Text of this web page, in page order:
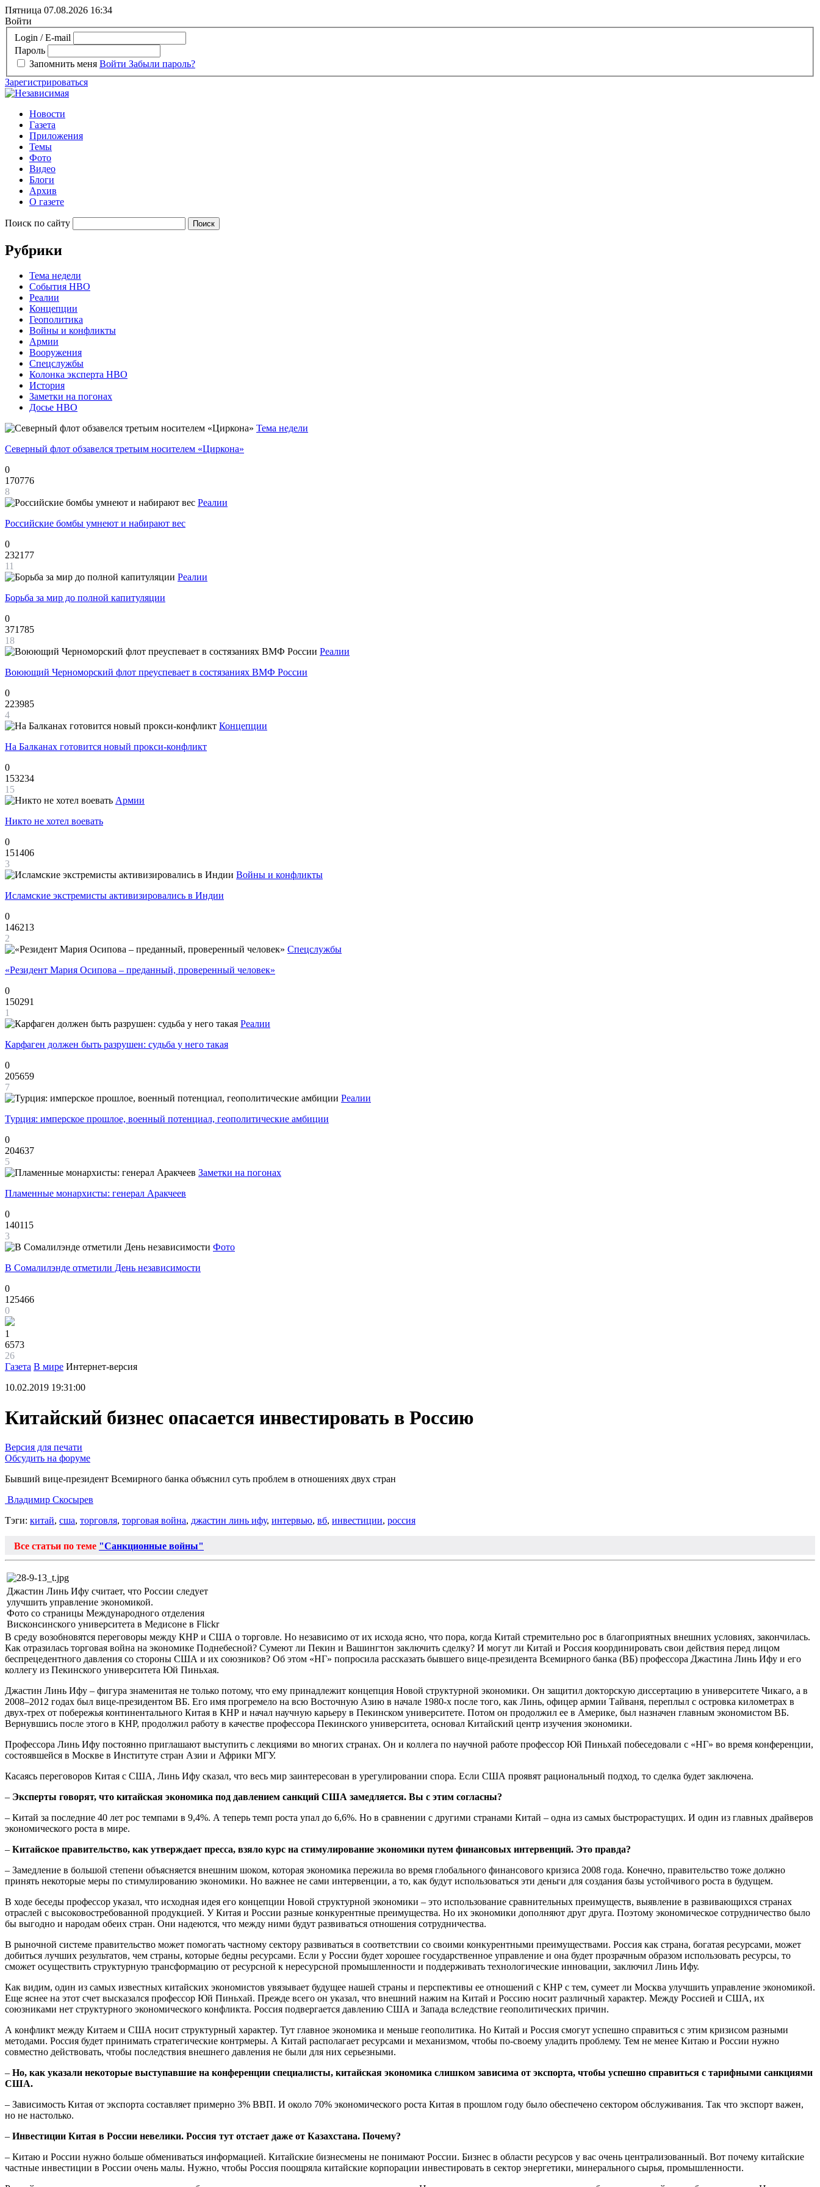
Пятница 07.08.2026 16:34
Войти
Login / E-mail
Пароль
Запомнить меня Войти Забыли пароль?
Зарегистрироваться
Новости
Газета
Приложения
Темы
Фото
Видео
Блоги
Архив
О газете
Поиск по сайту
Рубрики
Тема недели
События НВО
Реалии
Концепции
Геополитика
Войны и конфликты
Армии
Вооружения
Спецслужбы
Колонка эксперта НВО
История
Заметки на погонах
Досье НВО
Тема недели
Северный флот обзавелся третьим носителем «Циркона»
0
170776
8
Реалии
Российские бомбы умнеют и набирают вес
0
232177
11
Реалии
Борьба за мир до полной капитуляции
0
371785
18
Реалии
Воюющий Черноморский флот преуспевает в состязаниях ВМФ России
0
223985
4
Концепции
На Балканах готовится новый прокси-конфликт
0
153234
15
Армии
Никто не хотел воевать
0
151406
3
Войны и конфликты
Исламские экстремисты активизировались в Индии
0
146213
2
Спецслужбы
«Резидент Мария Осипова – преданный, проверенный человек»
0
150291
1
Реалии
Карфаген должен быть разрушен: судьба у него такая
0
205659
7
Реалии
Турция: имперское прошлое, военный потенциал, геополитические амбиции
0
204637
5
Заметки на погонах
Пламенные монархисты: генерал Аракчеев
0
140115
3
Фото
В Сомалилэнде отметили День независимости
0
125466
0
1
6573
26
Газета В мире Интернет-версия
10.02.2019 19:31:00
Китайский бизнес опасается инвестировать в Россию
Версия для печати
Обсудить на форуме
Бывший вице-президент Всемирного банка объяснил суть проблем в отношениях двух стран
Владимир Скосырев
Тэги: китай, сша, торговля, торговая война, джастин линь ифу, интервью, вб, инвестиции, россия
Все статьи по теме "Санкционные войны"
Джастин Линь Ифу считает, что России следует
улучшить управление экономикой.
Фото со страницы Международного отделения
Висконсинского университета в Медисоне в Flickr
В среду возобновятся переговоры между КНР и США о торговле. Но независимо от их исхода ясно, что пора, когда Китай стремительно рос в благоприятных внешних условиях, закончилась.
Как отразилась торговая война на экономике Поднебесной? Сумеют ли Пекин и Вашингтон заключить сделку? И могут ли Китай и Россия координировать свои действия перед лицом
беспрецедентного давления со стороны США и их союзников? Об этом «НГ» попросила рассказать бывшего вице-президента Всемирного банка (ВБ) профессора Джастина Линь Ифу и его
коллегу из Пекинского университета Юй Пиньхая.
Джастин Линь Ифу – фигура знаменитая не только потому, что ему принадлежит концепция Новой структурной экономики. Он защитил докторскую диссертацию в университете Чикаго, а в
2008–2012 годах был вице-президентом ВБ. Его имя прогремело на всю Восточную Азию в начале 1980-х после того, как Линь, офицер армии Тайваня, переплыл с островка километрах в
двух-трех от побережья континентального Китая в КНР и начал научную карьеру в Пекинском университете. Потом он продолжил ее в Америке, был назначен главным экономистом ВБ.
Вернувшись после этого в КНР, продолжил работу в качестве профессора Пекинского университета, основал Китайский центр изучения экономики.
Профессора Линь Ифу постоянно приглашают выступить с лекциями во многих странах. Он и коллега по научной работе профессор Юй Пиньхай побеседовали с «НГ» во время конференции,
состоявшейся в Москве в Институте стран Азии и Африки МГУ.
Касаясь переговоров Китая с США, Линь Ифу сказал, что весь мир заинтересован в урегулировании спора. Если США проявят рациональный подход, то сделка будет заключена.
– Эксперты говорят, что китайская экономика под давлением санкций США замедляется. Вы с этим согласны?
– Китай за последние 40 лет рос темпами в 9,4%. А теперь темп роста упал до 6,6%. Но в сравнении с другими странами Китай – одна из самых быстрорастущих. И один из главных драйверов
экономического роста в мире.
– Китайское правительство, как утверждает пресса, взяло курс на стимулирование экономики путем финансовых интервенций. Это правда?
– Замедление в большой степени объясняется внешним шоком, которая экономика пережила во время глобального финансового кризиса 2008 года. Конечно, правительство тоже должно
принять некоторые меры по стимулированию экономики. Но важнее не сами интервенции, а то, как будут использоваться эти деньги для создания базы устойчивого роста в будущем.
В ходе беседы профессор указал, что исходная идея его концепции Новой структурной экономики – это использование сравнительных преимуществ, выявление в развивающихся странах
отраслей с высоковостребованной продукцией. У Китая и России разные конкурентные преимущества. Но их экономики дополняют друг друга. Поэтому экономическое сотрудничество было
бы выгодно и народам обеих стран. Они надеются, что между ними будут развиваться отношения сотрудничества.
В рыночной системе правительство может помогать частному сектору развиваться в соответствии со своими конкурентными преимуществами. Россия как страна, богатая ресурсами, может
добиться лучших результатов, чем страны, которые бедны ресурсами. Если у России будет хорошее государственное управление и она будет прозрачным образом использовать ресурсы, то
сможет осуществить структурную трансформацию от ресурсной к нересурсной промышленности и поддерживать технологические инновации, заключил Линь Ифу.
Как видим, один из самых известных китайских экономистов увязывает будущее нашей страны и перспективы ее отношений с КНР с тем, сумеет ли Москва улучшить управление экономикой.
Еще яснее на этот счет высказался профессор Юй Пиньхай. Прежде всего он указал, что внешний нажим на Китай и Россию носит различный характер. Между Россией и США, их
союзниками нет структурного экономического конфликта. Россия подвергается давлению США и Запада вследствие геополитических причин.
А конфликт между Китаем и США носит структурный характер. Тут главное экономика и меньше геополитика. Но Китай и Россия смогут успешно справиться с этим кризисом разными
методами. Россия будет принимать стратегические контрмеры. А Китай располагает ресурсами и механизмом, чтобы по-своему уладить проблему. Тем не менее Китаю и России нужно
совместно действовать, чтобы последствия внешнего давления не были для них серьезными.
– Но, как указали некоторые выступавшие на конференции специалисты, китайская экономика слишком зависима от экспорта, чтобы успешно справиться с тарифными санкциями
США.
– Зависимость Китая от экспорта составляет примерно 3% ВВП. И около 70% экономического роста Китая в прошлом году было обеспечено сектором обслуживания. Так что экспорт важен,
но не настолько.
– Инвестиции Китая в России невелики. Россия тут отстает даже от Казахстана. Почему?
– Китаю и России нужно больше обмениваться информацией. Китайские бизнесмены не понимают России. Бизнес в области ресурсов у вас очень централизованный. Вот почему китайские
частные инвестиции в России очень малы. Нужно, чтобы Россия поощряла китайские корпорации инвестировать в сектор энергетики, минерального сырья, промышленности.